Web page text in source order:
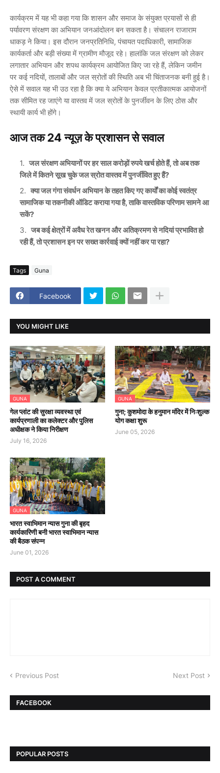
कार्यक्रम में यह भी कहा गया कि शासन और समाज के संयुक्त प्रयासों से ही
पर्यावरण संरक्षण का अभियान जनआंदोलन बन सकता है। संचालन राजाराम
धाकड़ने किया। इस दौरान जनप्रतिनिधि, पंचायत पदाधिकारी, सामाजिक
कार्यकर्ता और बड़ी संख्या में ग्रामीण मौजूद रहे। हालांकि जल संरक्षण को लेकर
लगातार अभियान और शपथ कार्यक्रम आयोजित किए जा रहे हैं, लेकिन जमीन
पर कई नदियों, तालाबों और जल स्रोतों की स्थिति अब भी चिंताजनक बनी हुई है।
ऐसे में सवाल यह भी उठ रहा है कि क्या ये अभियान केवल प्रतीकात्मक आयोजनों
तक सीमित रह जाएंगे या वास्तव में जल स्रोतों के पुनर्जीवन के लिए ठोस और
स्थायी कार्य भी होंगे।
आज तक 24 न्यूज़ के प्रशासन से सवाल
जल संरक्षण अभियानों पर हर साल करोड़ों रुपये खर्च होते हैं, तो अब तक
जिले में कितने सूख चुके जल स्रोत वास्तव में पुनर्जीवित हुए हैं?
क्या जल गंगा संवर्धन अभियान के तहत किए गए कार्यों का कोई स्वतंत्र
सामाजिक या तकनीकी ऑडिट कराया गया है, ताकि वास्तविक परिणाम सामने आ
सकें?
जब कई क्षेत्रों में अवैध रेत खनन और अतिक्रमण से नदियां प्रभावित हो
रही हैं, तो प्रशासन इन पर सख्त कार्रवाई क्यों नहीं कर पा रहा?
Tags Guna
Facebook
YOU MIGHT LIKE
GUNA
गेल प्लांट की सुरक्षा व्यवस्था एवं
कार्यप्रणाली का कलेक्टर और पुलिस
अधीक्षक ने किया निरीक्षण
July 16, 2026
GUNA
गुना; कुशमोदा के हनुमान मंदिर में निःशुल्क
योग कक्षा शुरू
June 05, 2026
GUNA
भारत स्वाभिमान न्यास गुना की बृहद
कार्यकारिणी बनी भारत स्वाभिमान न्यास
की बैठक संपन्न
June 01, 2026
POST A COMMENT
Previous Post Next Post
FACEBOOK
POPULAR POSTS